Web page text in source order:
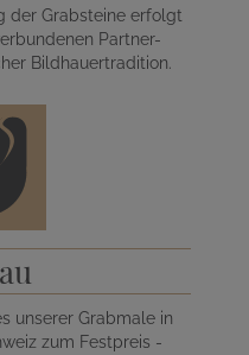
der Grabsteine erfolgt
Partner-
Bildhauertradition.
unserer Grabmale in
zum Festpreis -